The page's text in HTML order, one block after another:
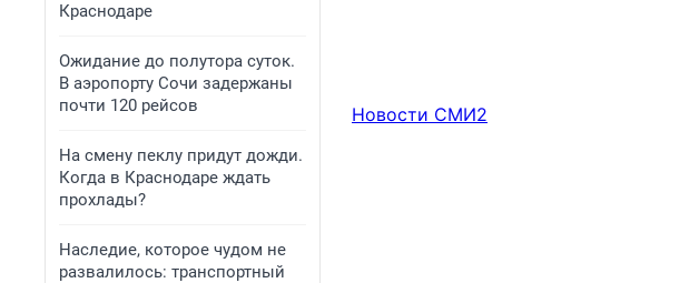
Краснодаре
Ожидание до полутора суток.
В аэропорту Сочи задержаны
почти 120 рейсов
На смену пеклу придут дожди.
Когда в Краснодаре ждать
прохлады?
Наследие, которое чудом не
развалилось: транспортный
Новости СМИ2